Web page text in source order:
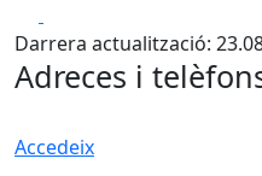
Darrera actualització:
Adreces i
Accedeix